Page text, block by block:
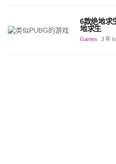
6款绝地求
地求生
Games 3 年